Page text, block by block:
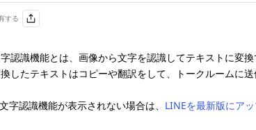
する
認識機能とは、画像から文字を認識してテキストに変換
したテキストはコピーや翻訳をして、トークルームに送
字認識機能が表示されない場合は、 LINEを最新版にア